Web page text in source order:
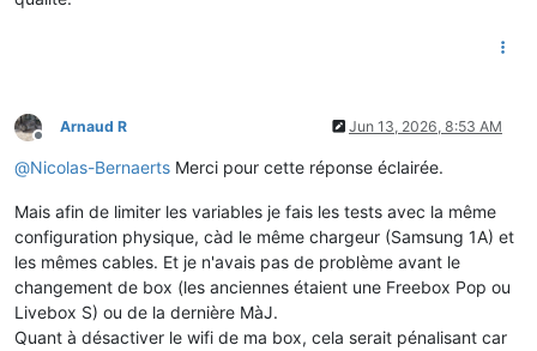
Offline
Arnaud R Jun 13, 2026, 8:53 AM
@Nicolas-Bernaerts Merci pour cette réponse éclairée.
Mais afin de limiter les variables je fais les tests avec la même
configuration physique, càd le même chargeur (Samsung 1A) et
les mêmes cables. Et je n'avais pas de problème avant le
changement de box (les anciennes étaient une Freebox Pop ou
Livebox S) ou de la dernière MàJ.
Quant à désactiver le wifi de ma box, cela serait pénalisant car